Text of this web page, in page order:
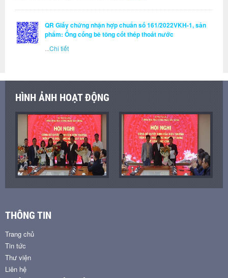
QR Giấy chứng nhận hợp chuẩn số 161/2022VKH-1, sản
phẩm: Ống cống bê tông cốt thép thoát nước
Chi tiết
HÌNH ẢNH HOẠT ĐỘNG
THÔNG TIN
Trang chủ
Tin tức
Thư viện
Liên hệ